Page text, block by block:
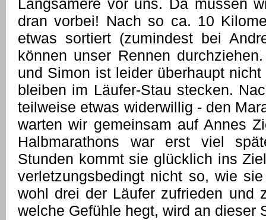
Langsamere vor uns. Da müssen
dran vorbei! Nach so ca. 10
etwas sortiert (zumindest bei
können unser Rennen
und Simon ist leider überhaupt
bleiben im Läufer-Stau stecken.
teilweise etwas widerwillig - den
warten wir gemeinsam auf Annes
Halbmarathons war erst viel
Stunden kommt sie glücklich ins
verletzungsbedingt nicht so, wie
wohl drei der Läufer zufrieden und
welche Gefühle hegt, wird an dieser